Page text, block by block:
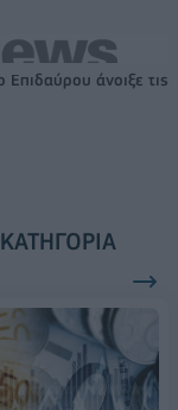
άνοιξε τις